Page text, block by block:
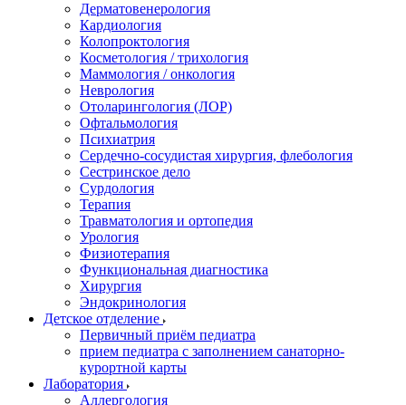
Дерматовенерология
Кардиология
Колопроктология
Косметология / трихология
Маммология / онкология
Неврология
Отоларингология (ЛОР)
Офтальмология
Психиатрия
Сердечно-сосудистая хирургия, флебология
Сестринское дело
Сурдология
Терапия
Травматология и ортопедия
Урология
Физиотерапия
Функциональная диагностика
Хирургия
Эндокринология
Детское отделение
Первичный приём педиатра
прием педиатра с заполнением санаторно-
курортной карты
Лаборатория
Аллергология